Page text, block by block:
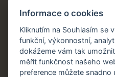
Informace o cookies
Kliknutím na Souhlasím se
funkční, výkonnostní,
dokážeme vám tak
měřit funkčnost našeho
preference můžete snadno